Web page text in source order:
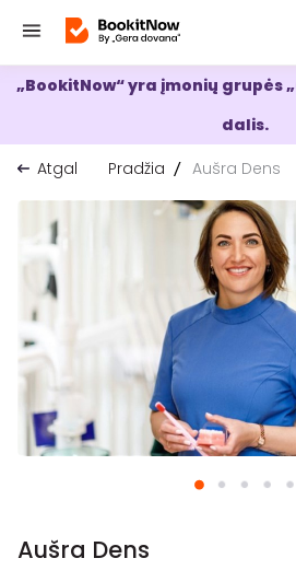
„BookitNow“ yra įmonių grupės
dalis.
Atgal
Pradžia Aušra Dens
Aušra Dens